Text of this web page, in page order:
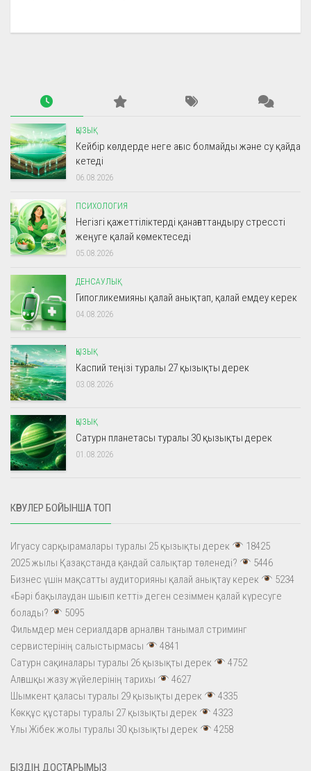
ҚЫЗЫҚ
Кейбір көлдерде неге ағыс болмайды және су қайда
кетеді
06.08.2026
ПСИХОЛОГИЯ
Негізгі қажеттіліктерді қанағаттандыру стрессті
жеңуге қалай көмектеседі
05.08.2026
ДЕНСАУЛЫҚ
Гипогликемияны қалай анықтап, қалай емдеу керек
04.08.2026
ҚЫЗЫҚ
Каспий теңізі туралы 27 қызықты дерек
03.08.2026
ҚЫЗЫҚ
Сатурн планетасы туралы 30 қызықты дерек
01.08.2026
КӨРУЛЕР БОЙЫНША ТОП
Игуасу сарқырамалары туралы 25 қызықты дерек
18425
2025 жылы Қазақстанда қандай салықтар төленеді?
5446
Бизнес үшін мақсатты аудиторияны қалай анықтау керек
5234
«Бәрі бақылаудан шығып кетті» деген сезіммен қалай күресуге
болады?
5095
Фильмдер мен сериалдарға арналған танымал стриминг
сервистерінің салыстырмасы
4841
Сатурн сақиналары туралы 26 қызықты дерек
4752
Алғашқы жазу жүйелерінің тарихы
4627
Шымкент қаласы туралы 29 қызықты дерек
4335
Көкқұс құстары туралы 27 қызықты дерек
4323
Ұлы Жібек жолы туралы 30 қызықты дерек
4258
БІЗДІҢ ДОСТАРЫМЫЗ